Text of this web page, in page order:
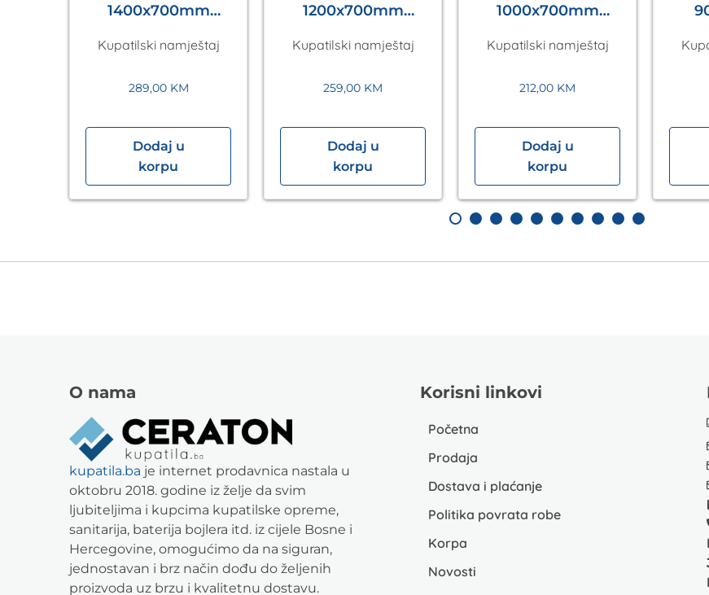
1400x700mm
A5.01
Kupatilski namještaj
289,00 KM
Dodaj u
korpu
1200x700mm
A5.01
Kupatilski namještaj
259,00 KM
Dodaj u
korpu
1000x700mm
A5.01
Kupatilski namještaj
212,00 KM
Dodaj u
korpu
O nama
kupatila.ba je internet prodavnica nastala u
oktobru 2018. godine iz želje da svim
ljubiteljima i kupcima kupatilske opreme,
sanitarija, baterija bojlera itd. iz cijele Bosne i
Hercegovine, omogućimo da na siguran,
jednostavan i brz način dođu do željenih
proizvoda uz brzu i kvalitetnu dostavu.
Korisni linkovi
Početna
Prodaja
Dostava i plaćanje
Politika povrata robe
Korpa
Novosti